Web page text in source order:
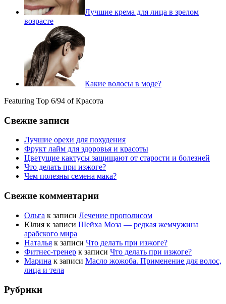
Лучшие крема для лица в зрелом
возрасте
Какие волосы в моде?
Featuring Top 6/94 of Красота
Свежие записи
Лучшие орехи для похудения
Фрукт лайм для здоровья и красоты
Цветущие кактусы защищают от старости и болезней
Что делать при изжоге?
Чем полезны семена мака?
Свежие комментарии
Ольга к записи Лечение прополисом
Юлия к записи Шейха Моза — редкая жемчужина
арабского мира
Наталья к записи Что делать при изжоге?
Фитнес-тренер к записи Что делать при изжоге?
Марина к записи Масло жожоба. Применение для волос,
лица и тела
Рубрики